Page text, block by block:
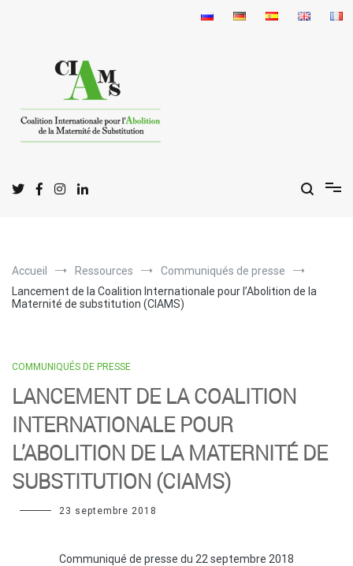
C oalitionI bolitionde la
Accueil Ressources
Communiqués de presse
Lancement de la Coalition Internationale pour l’Abolition de la
Maternité de substitution (CIAMS)
COMMUNIQUÉS DE PRESSE
LANCEMENT DE LA COALITION
INTERNATIONALE POUR
L’ABOLITION DE LA MATERNITÉ DE
SUBSTITUTION (CIAMS)
23 septembre 2018
Communiqué de presse du 22 septembre 2018